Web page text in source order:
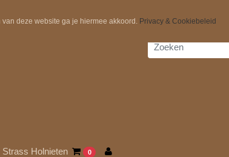
Strass Holnieten 0
deze website ga je hiermee akkoord. Privacy & Cookiebeleid